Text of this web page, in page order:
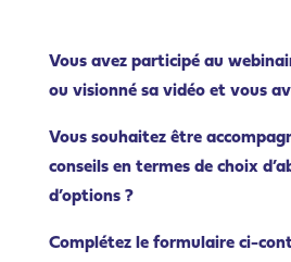
Vous avez participé au
ou visionné sa vidéo et vous
Vous souhaitez être
conseils en termes de choix
d’options ?
Complétez le formulaire ci-